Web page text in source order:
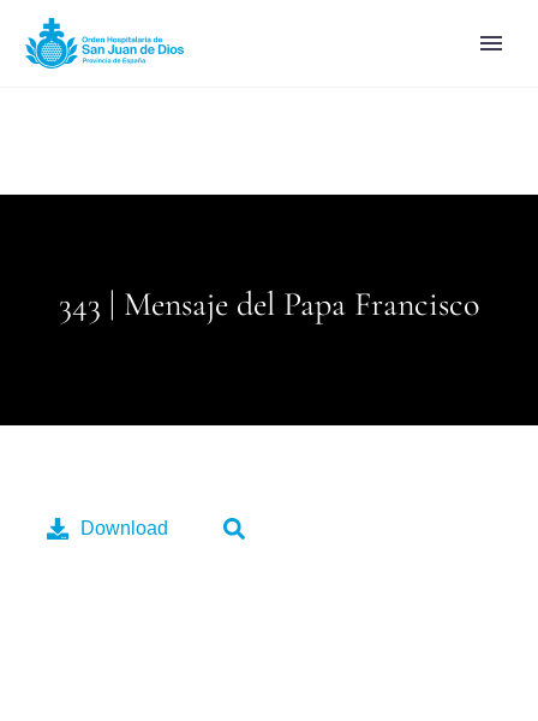
343 | Mensaje del Papa Francisco
Download